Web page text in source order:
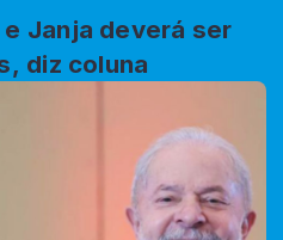
Janja deverá ser
diz coluna